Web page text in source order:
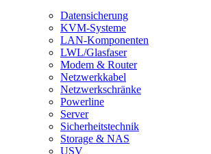
Datensicherung
KVM-Systeme
LAN-Komponenten
LWL/Glasfaser
Modem & Router
Netzwerkkabel
Netzwerkschränke
Powerline
Server
Sicherheitstechnik
Storage & NAS
USV